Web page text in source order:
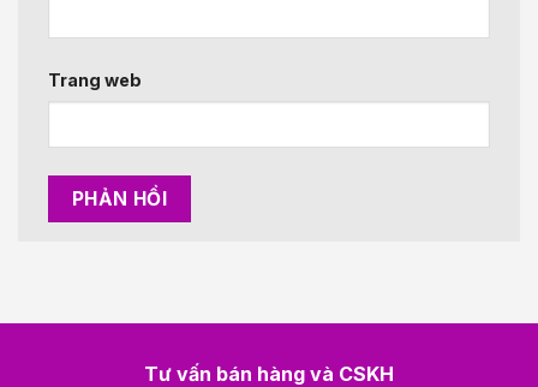
Trang web
Tư vấn bán hàng và CSKH